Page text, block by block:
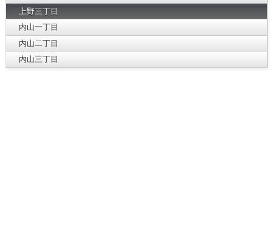
上野三丁目
内山一丁目
内山二丁目
内山三丁目